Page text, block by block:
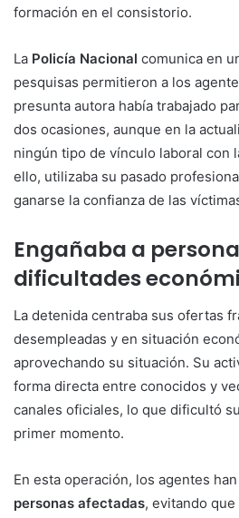
formación en el consistorio.
La Policía Nacional comunica en
pesquisas permitieron a los
presunta autora había trabajado
dos ocasiones, aunque en la
ningún tipo de vínculo laboral con
ello, utilizaba su pasado
ganarse la confianza de las
Engañaba a
dificultades
La detenida centraba sus ofertas
desempleadas y en situación
aprovechando su situación. Su
forma directa entre conocidos y
canales oficiales, lo que dificultó
primer momento.
En esta operación, los agentes
personas afectadas, evitando